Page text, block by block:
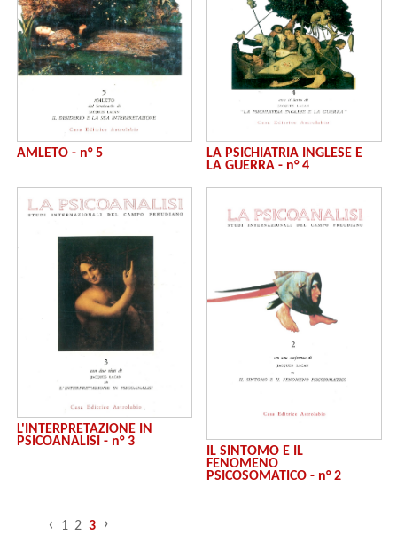
AMLETO - n° 5
LA PSICHIATRIA INGLESE E
LA GUERRA - n° 4
L'INTERPRETAZIONE IN
PSICOANALISI - n° 3
IL SINTOMO E IL
FENOMENO
PSICOSOMATICO - n° 2
‹ 1 2 3 ›